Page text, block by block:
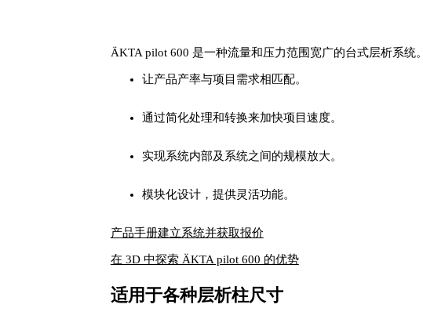
ÄKTA pilot 600 是一种流量和压力范围宽广的台式层析系统
让产品产率与项目需求相匹配。
通过简化处理和转换来加快项目速度。
实现系统内部及系统之间的规模放大。
模块化设计，提供灵活功能。
产品手册建立系统并获取报价
在 3D 中探索 ÄKTA pilot 600 的优势
适用于各种层析柱尺寸